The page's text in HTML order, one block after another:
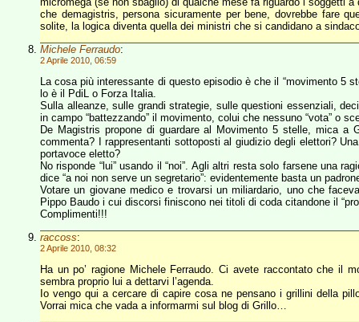
che demagistris, persona sicuramente per bene, dovrebbe fare
solite, la logica diventa quella dei ministri che si candidano a
Michele Ferraudo:
2 Aprile 2010, 06:59
La cosa più interessante di questo episodio è che il “movimento 5
lo è il PdiL o Forza Italia.
Sulla alleanze, sulle grandi strategie, sulle questioni essenziali,
in campo “battezzando” il movimento, colui che nessuno “vota” o
De Magistris propone di guardare al Movimento 5 stelle, mica
commenta? I rappresentanti sottoposti al giudizio degli elettori?
portavoce eletto?
No risponde “lui” usando il “noi”. Agli altri resta solo farsene una
dice “a noi non serve un segretario”: evidentemente basta un
Votare un giovane medico e trovarsi un miliardario, uno che
Pippo Baudo i cui discorsi finiscono nei titoli di coda citandone il
Complimenti!!!
raccoss:
2 Aprile 2010, 08:32
Ha un po’ ragione Michele Ferraudo. Ci avete raccontato che il
sembra proprio lui a dettarvi l’agenda.
Io vengo qui a cercare di capire cosa ne pensano i grillini della
Vorrai mica che vada a informarmi sul blog di Grillo…